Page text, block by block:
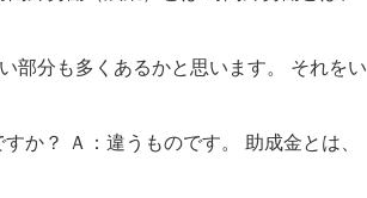
部分も多くあるかと思います。 それをい
か？ Ａ：違うものです。 助成金とは、